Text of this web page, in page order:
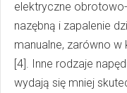
elektryczne
nazębną i zapalenie
manualne, zarówno w
[4]. Inne rodzaje
wydają się mniej